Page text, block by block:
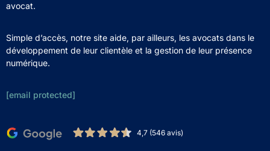
avocat.
Simple d’accès, notre site aide, par ailleurs, les avocats dans le
développement de leur clientèle et la gestion de leur présence
numérique.
[email protected]
4,7 (546 avis)